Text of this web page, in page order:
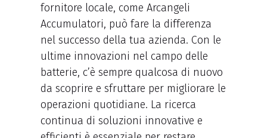
fornitore locale, come Arcangeli
Accumulatori, può fare la differenza
nel successo della tua azienda. Con le
ultime innovazioni nel campo delle
batterie, c’è sempre qualcosa di nuovo
da scoprire e sfruttare per migliorare le
operazioni quotidiane. La ricerca
continua di soluzioni innovative e